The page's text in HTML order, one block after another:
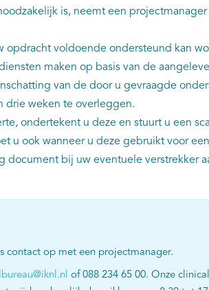
is, neemt een
opdracht voldoende ondersteund kan
maken op basis van de
van de door u gevraagde
drie weken te overleggen.
ondertekent u deze en stuurt u een
u ook wanneer u deze gebruikt voor een
document bij uw eventuele verstrekker
contact op met een projectmanager.
of 088 234 65 00. Onze